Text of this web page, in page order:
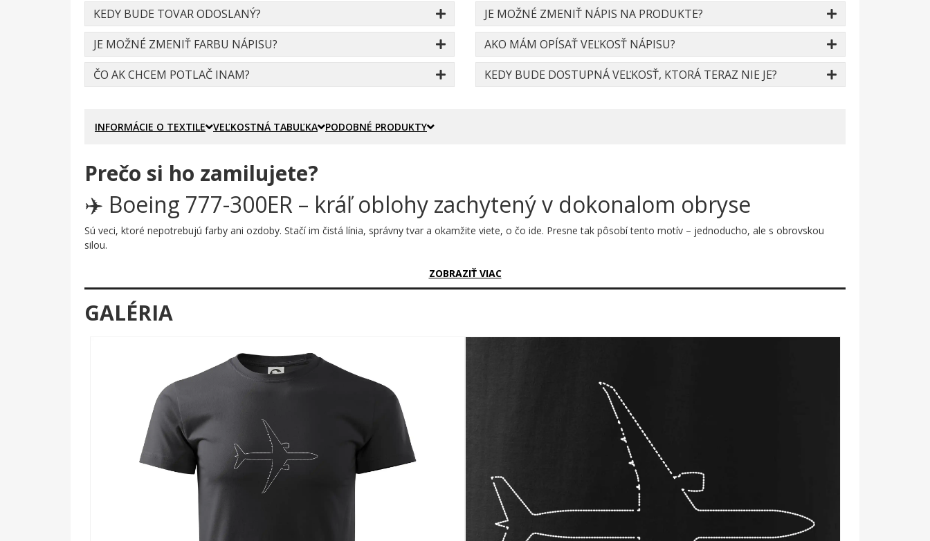
KEDY BUDE TOVAR ODOSLANÝ?
JE MOŽNÉ ZMENIŤ FARBU NÁPISU?
ČO AK CHCEM POTLAČ INAM?
JE MOŽNÉ ZMENIŤ NÁPIS NA PRODUKTE?
AKO MÁM OPÍSAŤ VEĽKOSŤ NÁPISU?
KEDY BUDE DOSTUPNÁ VEĽKOSŤ, KTORÁ TERAZ NIE JE?
INFORMÁCIE O TEXTILE VEĽKOSTNÁ TABUĽKA PODOBNÉ PRODUKTY
Prečo si ho zamilujete?
✈️ Boeing 777-300ER – kráľ oblohy zachytený v dokonalom obryse
Sú veci, ktoré nepotrebujú farby ani ozdoby. Stačí im čistá línia, správny tvar a okamžite viete, o čo ide. Presne tak pôsobí tento motív – jednoducho, ale s obrovskou
silou.
Obrys Boeingu 777-300ER je vyhotovený ako prerušovaná čiarkovaná kresba, ktorá pripomína technický výkres priamo z konštrukčného ateliéru. Silueta zachytáva pohľad
zhora – roztiahnuté krídla, charakteristické dvojmotorové gondoly, predĺžený trup a elegantné chvostové plochy. Výsledok je graficky čistý, minimalistický a pritom
Komu urobí radosť?
🔥 Nadšencom letectva, ktorí vedia identifikovať typ lietadla podľa siluety ešte skôr, než pristane
🎯 Pilotom, palubným sprievodcom a všetkým, pre koho je obloha druhým domovom
💡 Technicky založeným ľuďom, ktorí oceňujú presnosť a čistotu grafického spracovania
🌟 Každému, kto hľadá originálny a nadčasový motív s príbehom
Ak ťa obloha volá a Boeing 777 je pre teba viac než len lietadlo – tento motív je stvorený práve pre teba. Nezmeškaj svoju palubovku! ✨
ZOBRAZIŤ VIAC
GALÉRIA